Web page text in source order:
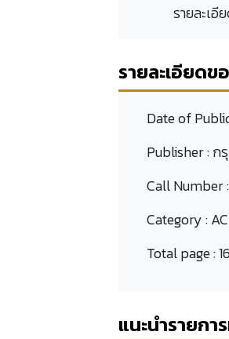
รายละเอี
รายละเอียด
Date of
Publisher :ก
Call Number :
Category :
Total page :
แนะนำรายก